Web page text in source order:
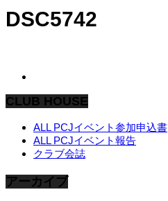
DSC5742
CLUB HOUSE
ALL PCJイベント参加申込書
ALL PCJイベント報告
クラブ会誌
アーカイブ